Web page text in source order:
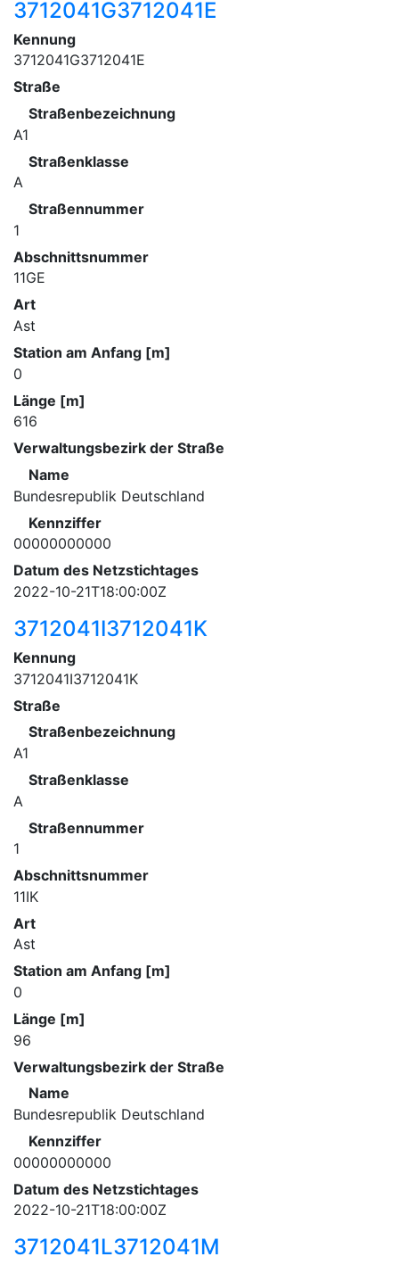
3712041G3712041E
Kennung
3712041G3712041E
Straße
Straßenbezeichnung
A1
Straßenklasse
A
Straßennummer
1
Abschnittsnummer
11GE
Art
Ast
Station am Anfang [m]
0
Länge [m]
616
Verwaltungsbezirk der Straße
Name
Bundesrepublik Deutschland
Kennziffer
00000000000
Datum des Netzstichtages
2022-10-21T18:00:00Z
3712041I3712041K
Kennung
3712041I3712041K
Straße
Straßenbezeichnung
A1
Straßenklasse
A
Straßennummer
1
Abschnittsnummer
11IK
Art
Ast
Station am Anfang [m]
0
Länge [m]
96
Verwaltungsbezirk der Straße
Name
Bundesrepublik Deutschland
Kennziffer
00000000000
Datum des Netzstichtages
2022-10-21T18:00:00Z
3712041L3712041M